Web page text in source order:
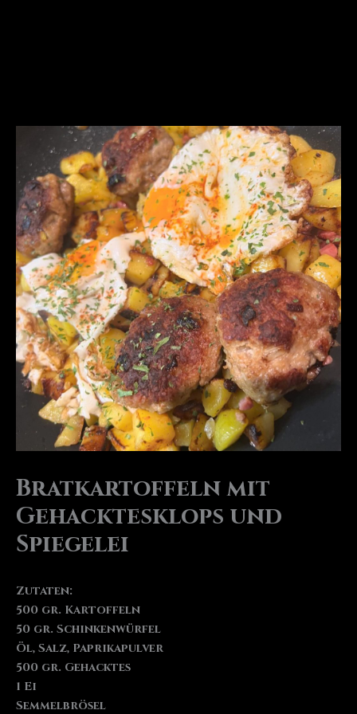
Bratkartoffeln mit
Gehacktesklops und
Spiegelei
Zutaten:
500 gr. Kartoffeln
50 gr. Schinkenwürfel
Öl, Salz, Paprikapulver
500 gr. Gehacktes
1 Ei
Semmelbrösel